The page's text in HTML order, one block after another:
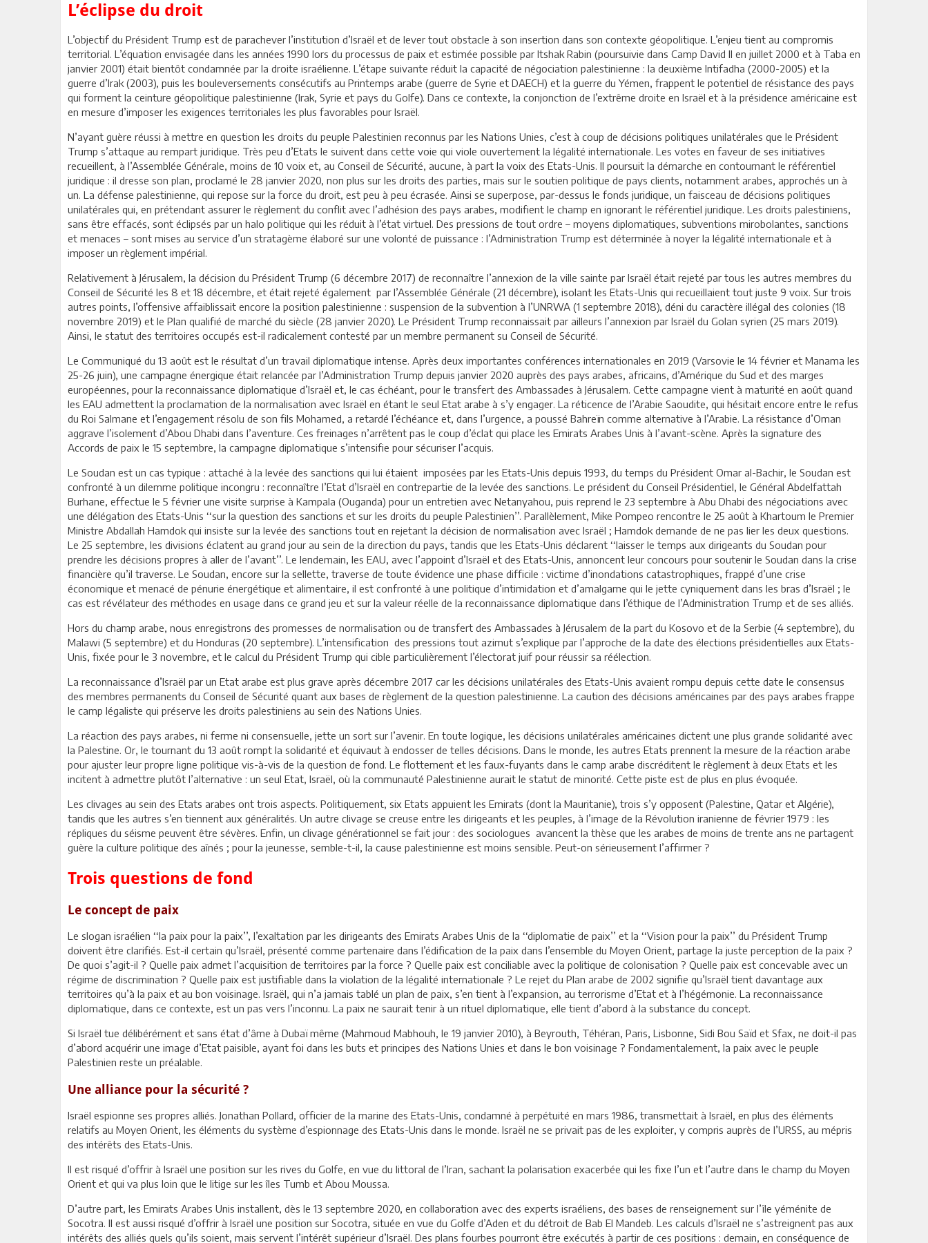
L’éclipse du droit
L’objectif du Président Trump est de parachever l’institution d’Israël et de lever tout obstacle à son insertion dans son contexte géopolitique. L’enjeu tient au compromis
territorial. L’équation envisagée dans les années 1990 lors du processus de paix et estimée possible par Itshak Rabin (poursuivie dans Camp David II en juillet 2000 et à Taba en
janvier 2001) était bientôt condamnée par la droite israélienne. L’étape suivante réduit la capacité de négociation palestinienne : la deuxième Intifadha (2000-2005) et la
guerre d’Irak (2003), puis les bouleversements consécutifs au Printemps arabe (guerre de Syrie et DAECH) et la guerre du Yémen, frappent le potentiel de résistance des pays
qui forment la ceinture géopolitique palestinienne (Irak, Syrie et pays du Golfe). Dans ce contexte, la conjonction de l’extrême droite en Israël et à la présidence américaine est
en mesure d’imposer les exigences territoriales les plus favorables pour Israël.
N’ayant guère réussi à mettre en question les droits du peuple Palestinien reconnus par les Nations Unies, c’est à coup de décisions politiques unilatérales que le Président
Trump s’attaque au rempart juridique. Très peu d’Etats le suivent dans cette voie qui viole ouvertement la légalité internationale. Les votes en faveur de ses initiatives
recueillent, à l’Assemblée Générale, moins de 10 voix et, au Conseil de Sécurité, aucune, à part la voix des Etats-Unis. Il poursuit la démarche en contournant le référentiel
juridique : il dresse son plan, proclamé le 28 janvier 2020, non plus sur les droits des parties, mais sur le soutien politique de pays clients, notamment arabes, approchés un à
un. La défense palestinienne, qui repose sur la force du droit, est peu à peu écrasée. Ainsi se superpose, par-dessus le fonds juridique, un faisceau de décisions politiques
unilatérales qui, en prétendant assurer le règlement du conflit avec l’adhésion des pays arabes, modifient le champ en ignorant le référentiel juridique. Les droits palestiniens,
sans être effacés, sont éclipsés par un halo politique qui les réduit à l’état virtuel. Des pressions de tout ordre – moyens diplomatiques, subventions mirobolantes, sanctions
et menaces – sont mises au service d’un stratagème élaboré sur une volonté de puissance : l’Administration Trump est déterminée à noyer la légalité internationale et à
imposer un règlement impérial.
Relativement à Jérusalem, la décision du Président Trump (6 décembre 2017) de reconnaître l’annexion de la ville sainte par Israël était rejeté par tous les autres membres du
Conseil de Sécurité les 8 et 18 décembre, et était rejeté également par l’Assemblée Générale (21 décembre), isolant les Etats-Unis qui recueillaient tout juste 9 voix. Sur trois
autres points, l’offensive affaiblissait encore la position palestinienne : suspension de la subvention à l’UNRWA (1 septembre 2018), déni du caractère illégal des colonies (18
novembre 2019) et le Plan qualifié de marché du siècle (28 janvier 2020). Le Président Trump reconnaissait par ailleurs l’annexion par Israël du Golan syrien (25 mars 2019).
Ainsi, le statut des territoires occupés est-il radicalement contesté par un membre permanent su Conseil de Sécurité.
Le Communiqué du 13 août est le résultat d’un travail diplomatique intense. Après deux importantes conférences internationales en 2019 (Varsovie le 14 février et Manama les
25-26 juin), une campagne énergique était relancée par l’Administration Trump depuis janvier 2020 auprès des pays arabes, africains, d’Amérique du Sud et des marges
européennes, pour la reconnaissance diplomatique d’Israël et, le cas échéant, pour le transfert des Ambassades à Jérusalem. Cette campagne vient à maturité en août quand
les EAU admettent la proclamation de la normalisation avec Israël en étant le seul Etat arabe à s’y engager. La réticence de l’Arabie Saoudite, qui hésitait encore entre le refus
du Roi Salmane et l’engagement résolu de son fils Mohamed, a retardé l’échéance et, dans l’urgence, a poussé Bahreïn comme alternative à l’Arabie. La résistance d’Oman
aggrave l’isolement d’Abou Dhabi dans l’aventure. Ces freinages n’arrêtent pas le coup d’éclat qui place les Emirats Arabes Unis à l’avant-scène. Après la signature des
Accords de paix le 15 septembre, la campagne diplomatique s’intensifie pour sécuriser l’acquis.
Le Soudan est un cas typique : attaché à la levée des sanctions qui lui étaient imposées par les Etats-Unis depuis 1993, du temps du Président Omar al-Bachir, le Soudan est
confronté à un dilemme politique incongru : reconnaître l’Etat d’Israël en contrepartie de la levée des sanctions. Le président du Conseil Présidentiel, le Général Abdelfattah
Burhane, effectue le 5 février une visite surprise à Kampala (Ouganda) pour un entretien avec Netanyahou, puis reprend le 23 septembre à Abu Dhabi des négociations avec
une délégation des Etats-Unis ‘‘sur la question des sanctions et sur les droits du peuple Palestinien’’. Parallèlement, Mike Pompeo rencontre le 25 août à Khartoum le Premier
Ministre Abdallah Hamdok qui insiste sur la levée des sanctions tout en rejetant la décision de normalisation avec Israël ; Hamdok demande de ne pas lier les deux questions.
Le 25 septembre, les divisions éclatent au grand jour au sein de la direction du pays, tandis que les Etats-Unis déclarent ‘‘laisser le temps aux dirigeants du Soudan pour
prendre les décisions propres à aller de l’avant’’. Le lendemain, les EAU, avec l’appoint d’Israël et des Etats-Unis, annoncent leur concours pour soutenir le Soudan dans la crise
financière qu’il traverse. Le Soudan, encore sur la sellette, traverse de toute évidence une phase difficile : victime d’inondations catastrophiques, frappé d’une crise
économique et menacé de pénurie énergétique et alimentaire, il est confronté à une politique d’intimidation et d’amalgame qui le jette cyniquement dans les bras d’Israël ; le
cas est révélateur des méthodes en usage dans ce grand jeu et sur la valeur réelle de la reconnaissance diplomatique dans l’éthique de l’Administration Trump et de ses alliés.
Hors du champ arabe, nous enregistrons des promesses de normalisation ou de transfert des Ambassades à Jérusalem de la part du Kosovo et de la Serbie (4 septembre), du
Malawi (5 septembre) et du Honduras (20 septembre). L’intensification des pressions tout azimut s’explique par l’approche de la date des élections présidentielles aux Etats-
Unis, fixée pour le 3 novembre, et le calcul du Président Trump qui cible particulièrement l’électorat juif pour réussir sa réélection.
La reconnaissance d’Israël par un Etat arabe est plus grave après décembre 2017 car les décisions unilatérales des Etats-Unis avaient rompu depuis cette date le consensus
des membres permanents du Conseil de Sécurité quant aux bases de règlement de la question palestinienne. La caution des décisions américaines par des pays arabes frappe
le camp légaliste qui préserve les droits palestiniens au sein des Nations Unies.
La réaction des pays arabes, ni ferme ni consensuelle, jette un sort sur l’avenir. En toute logique, les décisions unilatérales américaines dictent une plus grande solidarité avec
la Palestine. Or, le tournant du 13 août rompt la solidarité et équivaut à endosser de telles décisions. Dans le monde, les autres Etats prennent la mesure de la réaction arabe
pour ajuster leur propre ligne politique vis-à-vis de la question de fond. Le flottement et les faux-fuyants dans le camp arabe discréditent le règlement à deux Etats et les
incitent à admettre plutôt l’alternative : un seul Etat, Israël, où la communauté Palestinienne aurait le statut de minorité. Cette piste est de plus en plus évoquée.
Les clivages au sein des Etats arabes ont trois aspects. Politiquement, six Etats appuient les Emirats (dont la Mauritanie), trois s’y opposent (Palestine, Qatar et Algérie),
tandis que les autres s’en tiennent aux généralités. Un autre clivage se creuse entre les dirigeants et les peuples, à l’image de la Révolution iranienne de février 1979 : les
répliques du séisme peuvent être sévères. Enfin, un clivage générationnel se fait jour : des sociologues avancent la thèse que les arabes de moins de trente ans ne partagent
guère la culture politique des aînés ; pour la jeunesse, semble-t-il, la cause palestinienne est moins sensible. Peut-on sérieusement l’affirmer ?
Trois questions de fond
Le concept de paix
Le slogan israélien ‘‘la paix pour la paix’’, l’exaltation par les dirigeants des Emirats Arabes Unis de la ‘‘diplomatie de paix’’ et la ‘‘Vision pour la paix’’ du Président Trump
doivent être clarifiés. Est-il certain qu’Israël, présenté comme partenaire dans l’édification de la paix dans l’ensemble du Moyen Orient, partage la juste perception de la paix ?
De quoi s’agit-il ? Quelle paix admet l’acquisition de territoires par la force ? Quelle paix est conciliable avec la politique de colonisation ? Quelle paix est concevable avec un
régime de discrimination ? Quelle paix est justifiable dans la violation de la légalité internationale ? Le rejet du Plan arabe de 2002 signifie qu’Israël tient davantage aux
territoires qu’à la paix et au bon voisinage. Israël, qui n’a jamais tablé un plan de paix, s’en tient à l’expansion, au terrorisme d’Etat et à l’hégémonie. La reconnaissance
diplomatique, dans ce contexte, est un pas vers l’inconnu. La paix ne saurait tenir à un rituel diplomatique, elle tient d’abord à la substance du concept.
Si Israël tue délibérément et sans état d’âme à Dubaï même (Mahmoud Mabhouh, le 19 janvier 2010), à Beyrouth, Téhéran, Paris, Lisbonne, Sidi Bou Saïd et Sfax, ne doit-il pas
d’abord acquérir une image d’Etat paisible, ayant foi dans les buts et principes des Nations Unies et dans le bon voisinage ? Fondamentalement, la paix avec le peuple
Palestinien reste un préalable.
Une alliance pour la sécurité ?
Israël espionne ses propres alliés. Jonathan Pollard, officier de la marine des Etats-Unis, condamné à perpétuité en mars 1986, transmettait à Israël, en plus des éléments
relatifs au Moyen Orient, les éléments du système d’espionnage des Etats-Unis dans le monde. Israël ne se privait pas de les exploiter, y compris auprès de l’URSS, au mépris
des intérêts des Etats-Unis.
Il est risqué d’offrir à Israël une position sur les rives du Golfe, en vue du littoral de l’Iran, sachant la polarisation exacerbée qui les fixe l’un et l’autre dans le champ du Moyen
Orient et qui va plus loin que le litige sur les îles Tumb et Abou Moussa.
D’autre part, les Emirats Arabes Unis installent, dès le 13 septembre 2020, en collaboration avec des experts israéliens, des bases de renseignement sur l’île yéménite de
Socotra. Il est aussi risqué d’offrir à Israël une position sur Socotra, située en vue du Golfe d’Aden et du détroit de Bab El Mandeb. Les calculs d’Israël ne s’astreignent pas aux
intérêts des alliés quels qu’ils soient, mais servent l’intérêt supérieur d’Israël. Des plans fourbes pourront être exécutés à partir de ces positions : demain, en conséquence de